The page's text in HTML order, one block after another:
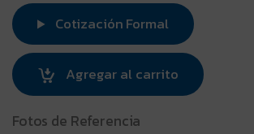
Cotización Formal
Agregar al carrito
Fotos de Referencia